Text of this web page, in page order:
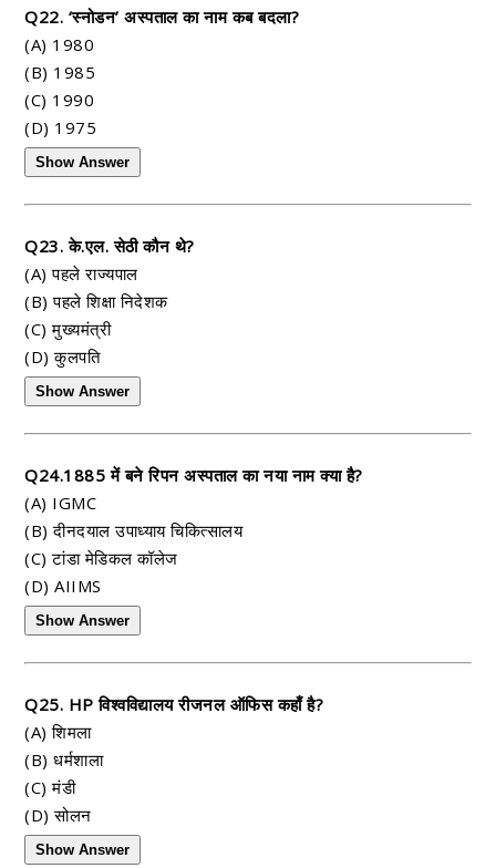
Q22. ‘स्नोडन’ अस्पताल का नाम कब बदला?
(A) 1980
(B) 1985
(C) 1990
(D) 1975
Show Answer
Q23. के.एल. सेठी कौन थे?
(A) पहले राज्यपाल
(B) पहले शिक्षा निदेशक
(C) मुख्यमंत्री
(D) कुलपति
Show Answer
Q24.1885 में बने रिपन अस्पताल का नया नाम क्या है?
(A) IGMC
(B) दीनदयाल उपाध्याय चिकित्सालय
(C) टांडा मेडिकल कॉलेज
(D) AIIMS
Show Answer
Q25. HP विश्वविद्यालय रीजनल ऑफिस कहाँ है?
(A) शिमला
(B) धर्मशाला
(C) मंडी
(D) सोलन
Show Answer